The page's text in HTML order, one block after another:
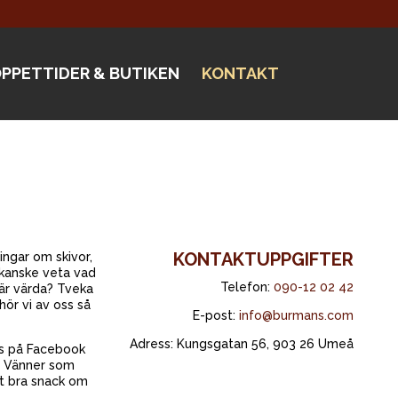
& BUTIKEN KONTAKT
om skivor,
veta vad
värda? Tveka
vi av oss så
på Facebook
som
snack om
KONTAKTUPPGIFTER
Telefon: 090-12 02 42
E-post: info@burmans.com
Adress: Kungsgatan 56, 903 26 Umeå